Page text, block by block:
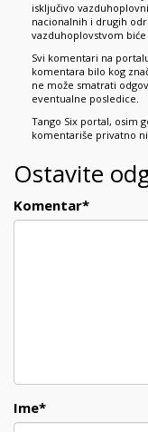
isključivo
nacionalnih i drugih
vazduhoplovstvom
Svi komentari na
komentara bilo kog
ne može smatrati
eventualne posledice.
Tango Six portal, osim
komentariše privatno
Ostavite
Komentar*
Ime*